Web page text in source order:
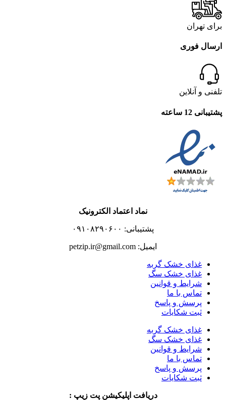
برای تهران
ارسال فوری
تلفنی و آنلاین
پشتیبانی 12 ساعته
نماد اعتماد الکترونیک
پشتیبانی: ۰۹۱۰۸۲۹۰۶۰۰
ایمیل: petzip.ir@gmail.com
غذای خشک گربه
غذای خشک سگ
شرایط و قوانین
تماس با ما
پرسش و پاسخ
ثبت شکایات
غذای خشک گربه
غذای خشک سگ
شرایط و قوانین
تماس با ما
پرسش و پاسخ
ثبت شکایات
دریافت اپلیکیشن پت زیپ :